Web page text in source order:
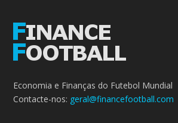
Economia e Finanças do Futebol Mundial
Contacte-nos: geral@financefootball.com